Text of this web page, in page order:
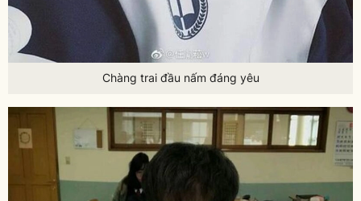
Chàng trai đầu nấm đáng yêu